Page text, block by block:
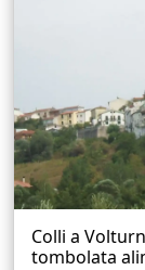
Colli a
tombolata